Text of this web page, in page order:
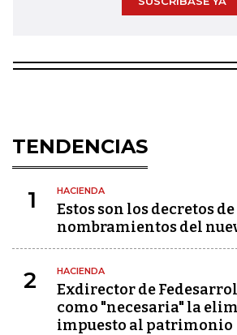
TENDENCIAS
1 HACIENDA
Estos son los decretos
nombramientos del
2 HACIENDA
Exdirector de
como "necesaria" la
impuesto al patrimonio